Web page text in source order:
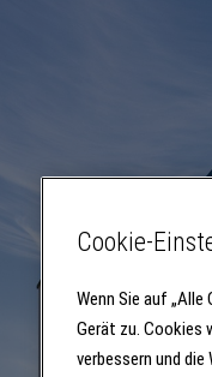
Cookie-
Wenn Sie auf
Gerät zu. Cookies
verbessern und